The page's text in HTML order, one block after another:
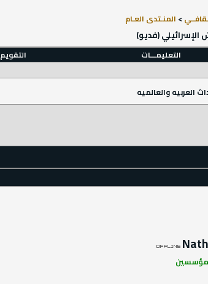
> المنـتدى العـام
(فديو)
التعليمـــات التقويم
العربيه والعالميه